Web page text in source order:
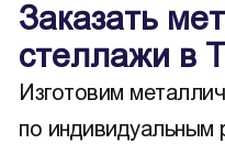
Заказать
стеллажи в
Изготовим
по индивидуальным